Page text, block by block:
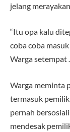
jelang
“Itu opa kalu
coba coba
Warga setempat
Warga meminta
termasuk
pernah
mendesak